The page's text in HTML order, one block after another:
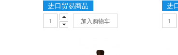
进口贸易商品
加入购物车
进